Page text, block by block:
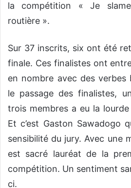
la compétition « Je
routière ».
Sur 37 inscrits, six ont été
finale. Ces finalistes ont
en nombre avec des verbes
le passage des finalistes,
trois membres a eu la
Et c’est Gaston Sawadogo
sensibilité du jury. Avec une
est sacré lauréat de la
compétition. Un sentiment
ci.